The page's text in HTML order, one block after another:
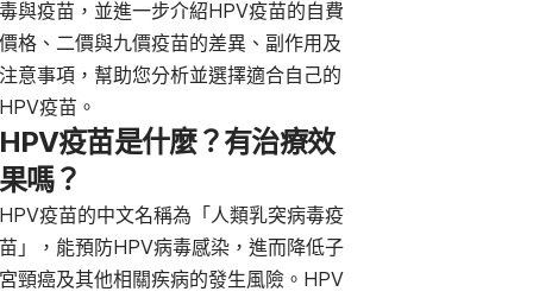
與疫苗，並進一步介紹HPV疫苗的自費
格、二價與九價疫苗的差異、副作用及
意事項，幫助您分析並選擇適合自己的
疫苗。
疫苗是什麼？有治療效
嗎？
疫苗的中文名稱為「人類乳突病毒疫
」，能預防HPV病毒感染， 進而降低子
頸癌及其他相關疾病的發生風險。HPV